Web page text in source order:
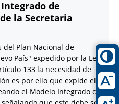
de
la Secretaria
del Plan Nacional de
País" expedido por la Ley
133 la necesidad de
es por ello que expide el
el Modelo Integrado de